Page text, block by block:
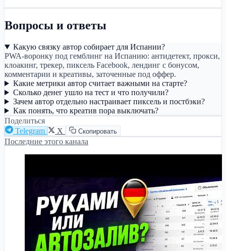
Вопросы и ответы
Какую связку автор собирает для Испании?
PWA-воронку под гемблинг на Испанию: антидетект, прокси,
клоакинг, трекер, пиксель Facebook, лендинг с бонусом,
комментарии и креативы, заточенные под оффер.
Какие метрики автор считает важными на старте?
Сколько денег ушло на тест и что получили?
Зачем автор отдельно настраивает пиксель и постбэки?
Как понять, что креатив пора выключать?
Поделиться
Telegram
X Скопировать
Последние этого канала